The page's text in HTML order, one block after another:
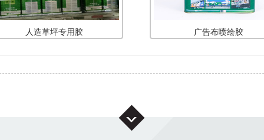
人造草坪专用胶 广告布喷绘胶